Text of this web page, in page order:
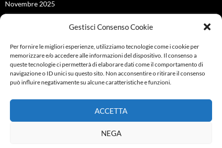
Gestisci Consenso Cookie
Per fornire le migliori esperienze, utilizziamo tecnologie come i cookie per
memorizzare e/o accedere alle informazioni del dispositivo. Il consenso a
queste tecnologie ci permetterà di elaborare dati come il comportamento di
navigazione o ID unici su questo sito. Non acconsentire o ritirare il consenso
può influire negativamente su alcune caratteristiche e funzioni.
ACCETTA
NEGA
Novembre 2025
Giugno 2021
Febbraio 2021